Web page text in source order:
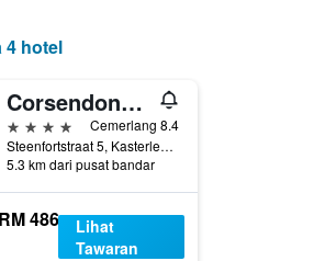
4 hotel
Corsendonk Hooge Heyde
4 bintang
Cemerlang 8.4
Steenfortstraat 5, Kasterlee, Belgium
5.3 km dari pusat bandar
RM 486
Lihat
Tawaran